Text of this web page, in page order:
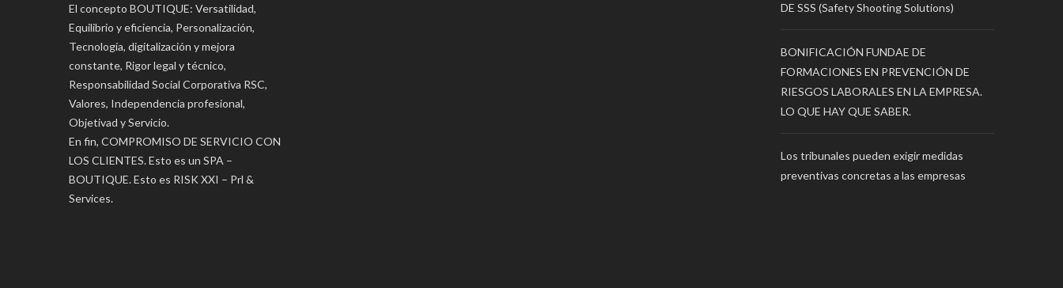
El concepto BOUTIQUE: Versatilidad,
Equilibrio y eficiencia, Personalización,
Tecnología, digitalización y mejora
constante, Rigor legal y técnico,
Responsabilidad Social Corporativa RSC,
Valores, Independencia profesional,
Objetivad y Servicio.
En fin, COMPROMISO DE SERVICIO CON
LOS CLIENTES. Esto es un SPA –
BOUTIQUE. Esto es RISK XXI – Prl &
Services.
DE SSS (Safety Shooting Solutions)
BONIFICACIÓN FUNDAE DE
FORMACIONES EN PREVENCIÓN DE
RIESGOS LABORALES EN LA EMPRESA.
LO QUE HAY QUE SABER.
Los tribunales pueden exigir medidas
preventivas concretas a las empresas